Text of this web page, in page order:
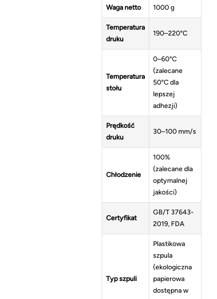
Waga netto 1000 g
Temperatura
druku
190–220°C
Temperatura
stołu
0–60°C
(zalecane
50°C dla
lepszej
adhezji)
Prędkość
druku
30–100 mm/s
Chłodzenie
100%
(zalecane dla
optymalnej
jakości)
Certyfikat
GB/T 37643-
2019, FDA
Typ szpuli
Plastikowa
szpula
(ekologiczna
papierowa
dostępna w